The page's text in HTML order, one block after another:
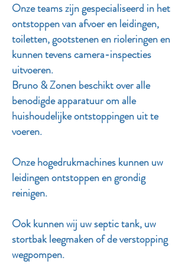
Onze teams zijn gespecialiseerd in het
ontstoppen van afvoer en leidingen,
toiletten, gootstenen en rioleringen en
kunnen tevens camera-inspecties
uitvoeren.
Bruno & Zonen beschikt over alle
benodigde apparatuur om alle
huishoudelijke ontstoppingen uit te
voeren.
Onze hogedrukmachines kunnen uw
leidingen ontstoppen en grondig
reinigen.
Ook kunnen wij uw septic tank, uw
stortbak leegmaken of de verstopping
wegpompen.